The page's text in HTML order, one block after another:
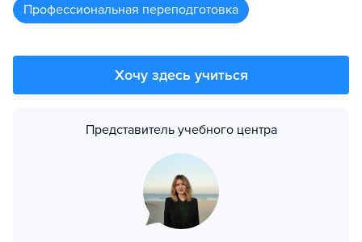
профессиональная переподготовка
Хочу здесь учиться
Представитель учебного центра